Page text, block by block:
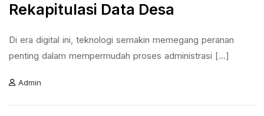
Rekapitulasi Data Desa
Di era digital ini, teknologi semakin memegang peranan
penting dalam mempermudah proses administrasi [...]
Admin